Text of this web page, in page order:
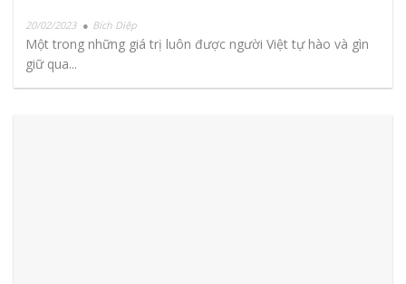
20/02/2023 Bích Diệp
Một trong những giá trị luôn được người Việt tự hào và gìn
giữ qua...